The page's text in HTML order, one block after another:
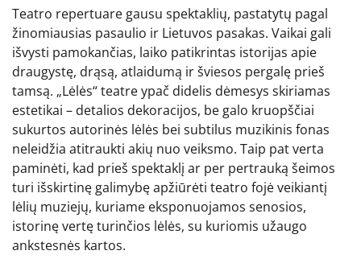
Teatro repertuare gausu spektaklių, pastatytų pagal
žinomiausias pasaulio ir Lietuvos pasakas. Vaikai gali
išvysti pamokančias, laiko patikrintas istorijas apie
draugystę, drąsą, atlaidumą ir šviesos pergalę prieš
tamsą. „Lėlės“ teatre ypač didelis dėmesys skiriamas
estetikai – detalios dekoracijos, be galo kruopščiai
sukurtos autorinės lėlės bei subtilus muzikinis fonas
neleidžia atitraukti akių nuo veiksmo. Taip pat verta
paminėti, kad prieš spektaklį ar per pertrauką šeimos
turi išskirtinę galimybę apžiūrėti teatro fojė veikiantį
lėlių muziejų, kuriame eksponuojamos senosios,
istorinę vertę turinčios lėlės, su kuriomis užaugo
ankstesnės kartos.